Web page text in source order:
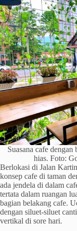
Suasana cafe
hias. Foto:
Berlokasi di Jalan
konsep cafe di taman
ada jendela di dalam
tertata dalam ruangan
bagian belakang cafe.
dengan siluet-siluet
vertikal di sore hari.